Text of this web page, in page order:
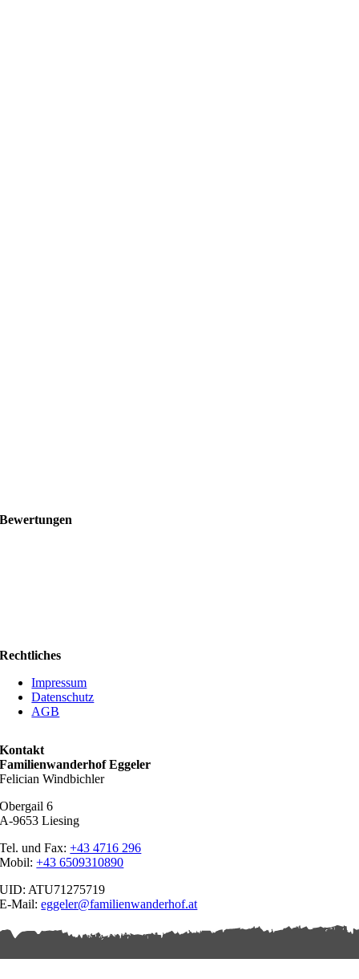
Bewertungen
Rechtliches
Impressum
Datenschutz
AGB
Kontakt
Familienwanderhof Eggeler
Felician Windbichler
Obergail 6
A-9653 Liesing
Tel. und Fax:+43 4716 296
Mobil:+43 6509310890
UID: ATU71275719
E-Mail:eggeler@familienwanderhof.at